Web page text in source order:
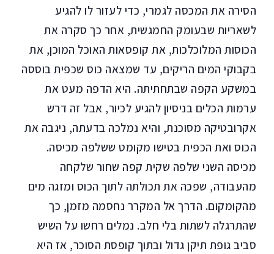
הסירה את המכסה לגמרי, כדי לעזור לו להגיע
לשאריות שבעומק החמגשית, אחר כך סקרה את
הכוסות המלוכלכות, את קופסאות האוכל המוכן, את
בקבוקי המים הריקים, עד שמצאה כוס שכפית בוססה
במשקע הקפה שבתחתיתה. היא הדפה מעט את
ערמות הכלים בניסיון להגיע לכיור, אבל זה דרש
אקרובטיקה מסוכנת, והיא נמלכה בדעתה, ניגבה את
הכוס ואת הכפית בטישו מקומט ששלפה מכיסה.
מכיסה השני שלפה שקית קפה שחור שלקחה
מהעבודה, שפכה את תכולתה לתוך הכוס ומזגה מים
מהקומקום. הדרך אל המקרר נחסמה מזמן, כך
שהתרגלה לשתות בלי חלב. נמלים רחשו על השיש
סביב גופת תיקן גדול ובתוך קופסת הסוכר, אז היא